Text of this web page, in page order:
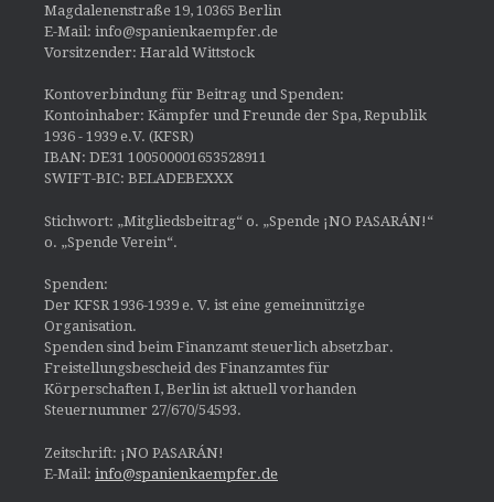
Magdalenenstraße 19, 10365 Berlin
E-Mail: info@spanienkaempfer.de
Vorsitzender: Harald Wittstock
Kontoverbindung für Beitrag und Spenden:
Kontoinhaber: Kämpfer und Freunde der Spa, Republik
1936 - 1939 e.V. (KFSR)
IBAN: DE31 100500001653528911
SWIFT-BIC: BELADEBEXXX
Stichwort: „Mitgliedsbeitrag“ o. „Spende ¡NO PASARÁN!“
o. „Spende Verein“.
Spenden:
Der KFSR 1936-1939 e. V. ist eine gemeinnützige
Organisation.
Spenden sind beim Finanzamt steuerlich absetzbar.
Freistellungsbescheid des Finanzamtes für
Körperschaften I, Berlin ist aktuell vorhanden
Steuernummer 27/670/54593.
Zeitschrift: ¡NO PASARÁN!
E-Mail: info@spanienkaempfer.de